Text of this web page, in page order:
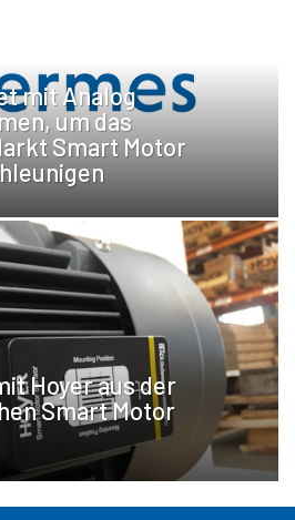
mit Analog
um das
Smart Motor
Hoyer aus der
Smart Motor